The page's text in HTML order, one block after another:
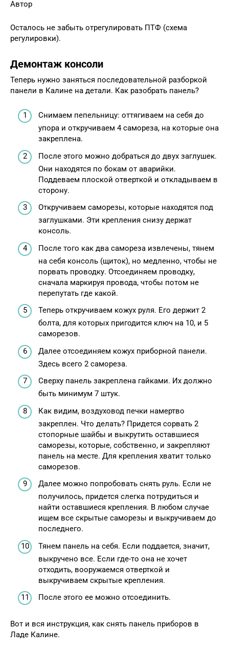
Автор
Осталось не забыть отрегулировать ПТФ (схема
регулировки).
Демонтаж консоли
Теперь нужно заняться последовательной разборкой
панели в Калине на детали. Как разобрать панель?
Снимаем пепельницу: оттягиваем на себя до
упора и откручиваем 4 самореза, на которые она
закреплена.
После этого можно добраться до двух заглушек.
Они находятся по бокам от аварийки.
Поддеваем плоской отверткой и откладываем в
сторону.
Откручиваем саморезы, которые находятся под
заглушками. Эти крепления снизу держат
консоль.
После того как два самореза извлечены, тянем
на себя консоль (щиток), но медленно, чтобы не
порвать проводку. Отсоединяем проводку,
сначала маркируя провода, чтобы потом не
перепутать где какой.
Теперь откручиваем кожух руля. Его держит 2
болта, для которых пригодится ключ на 10, и 5
саморезов.
Далее отсоединяем кожух приборной панели.
Здесь всего 2 самореза.
Сверху панель закреплена гайками. Их должно
быть минимум 7 штук.
Как видим, воздуховод печки намертво
закреплен. Что делать? Придется сорвать 2
стопорные шайбы и выкрутить оставшиеся
саморезы, которые, собственно, и закрепляют
панель на месте. Для крепления хватит только
саморезов.
Далее можно попробовать снять руль. Если не
получилось, придется слегка потрудиться и
найти оставшиеся крепления. В любом случае
ищем все скрытые саморезы и выкручиваем до
последнего.
Тянем панель на себя. Если поддается, значит,
выкручено все. Если где-то она не хочет
отходить, вооружаемся отверткой и
выкручиваем скрытые крепления.
После этого ее можно отсоединить.
Вот и вся инструкция, как снять панель приборов в
Ладе Калине.